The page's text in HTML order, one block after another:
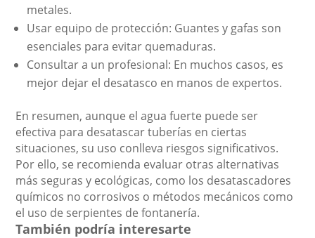
metales.
Usar equipo de protección: Guantes y gafas son
esenciales para evitar quemaduras.
Consultar a un profesional: En muchos casos, es
mejor dejar el desatasco en manos de expertos.
En resumen, aunque el agua fuerte puede ser
efectiva para desatascar tuberías en ciertas
situaciones, su uso conlleva riesgos significativos.
Por ello, se recomienda evaluar otras alternativas
más seguras y ecológicas, como los desatascadores
químicos no corrosivos o métodos mecánicos como
el uso de serpientes de fontanería.
También podría interesarte